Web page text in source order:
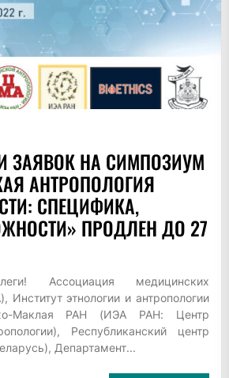
ЗАЯВОК НА СИМПОЗИУМ
АНТРОПОЛОГИЯ
СПЕЦИФИКА,
ПРОДЛЕН ДО 27
Ассоциация медицинских
Институт этнологии и антропологии
Маклая РАН (ИЭА РАН: Центр
Республиканский центр
Департамент...